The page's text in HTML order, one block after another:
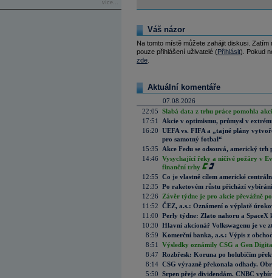
více...
Váš názor
Na tomto místě můžete zahájit diskusi.
pouze přihlášení uživatelé (Přihlásit). Pokud
zde
Aktuální komentáře
07.08.2026
22:05 Slabá data z trhu práce pomohla
17:51
Akcie v optimismu, průmysl v
16:20 UEFA vs. FIFA a „tajné plány
pro samotný fotbal“
15:35
Akce Fedu se odsouvá, americký
14:46 Vysychající řeky a ničivé požáry v
finanční trhy
12:55 Co je vlastně cílem americké
12:35 Po raketovém růstu přichází
12:26
Závěr týdne je pro akcie převážně
11:52 ČEZ, a.s.: Oznámení o výplatě
11:00 Perly týdne: Zlato nahoru a SpaceX
10:30 Hlavní akcionář Volkswagenu je ve
8:59 Komerční banka, a.s.: Výpis z
8:51
Výsledky oznámily CSG a Gen
8:47 Rozbřesk: Koruna po holubičím
8:14 CSG výrazně překonala odhady.
5:50 Srpen přeje dividendám. CNBC